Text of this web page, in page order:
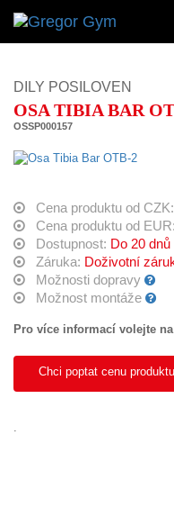
DILY POSILOVEN
OSA TIBIA BAR
OSSP000157
Cena produktu od CZK:
Cena produktu od EUR:
Dostupnost: Do 20
Záruka: Doživotní
Možnosti dopravy
Možnost montáže
Pro více informací volejte na
Chci poptat cenu produktu
.